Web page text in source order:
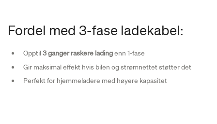
Fordel med 3-fase ladekabel:
Opptil3 ganger raskere ladingenn 1-fase
Gir maksimal effekt hvis bilen og strømnettet støtter det
Perfekt for hjemmeladere med høyere kapasitet